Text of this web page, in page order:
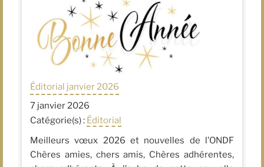
Éditorial janvier 2026
7 janvier 2026
Catégorie(s) : Éditorial
Meilleurs vœux 2026 et nouvelles de l’ONDF
Chères amies, chers amis, Chères adhérentes,